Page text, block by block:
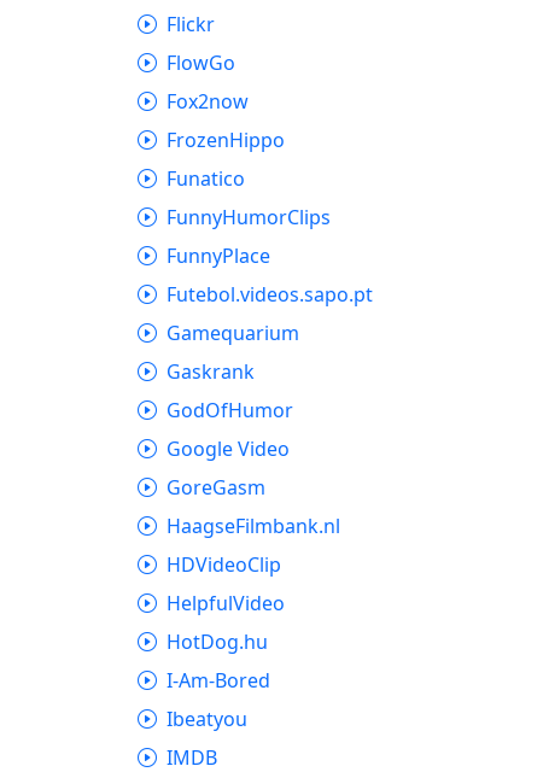
Flickr
FlowGo
Fox2now
FrozenHippo
Funatico
FunnyHumorClips
FunnyPlace
Futebol.videos.sapo.pt
Gamequarium
Gaskrank
GodOfHumor
Google Video
GoreGasm
HaagseFilmbank.nl
HDVideoClip
HelpfulVideo
HotDog.hu
I-Am-Bored
Ibeatyou
IMDB